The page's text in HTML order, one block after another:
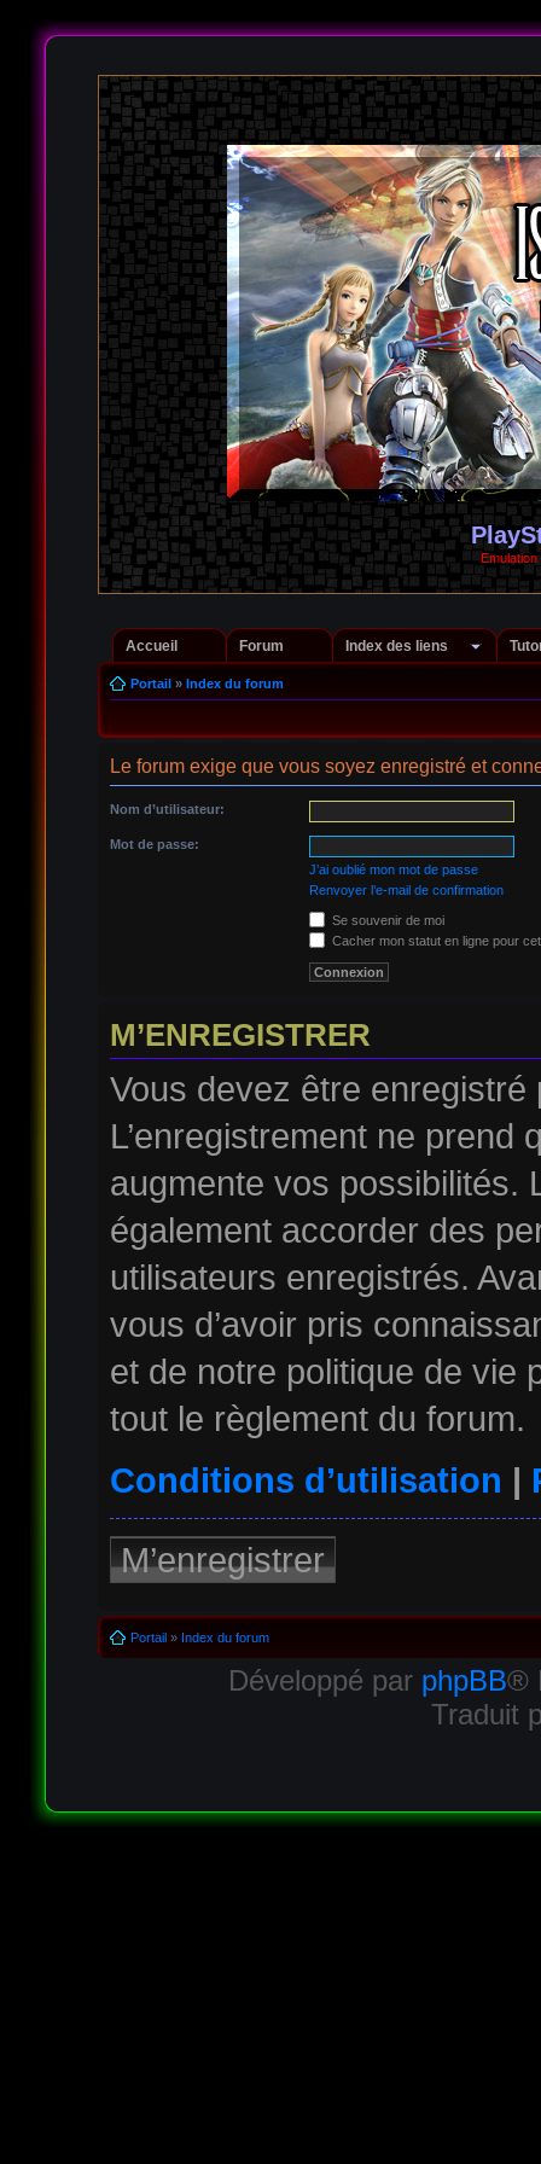
Accueil Forum Index des liens
Portail» Index du forum
Le forum exige que vous soyez enregistré et
Nom d’utilisateur:
Mot de passe:
J’ai oublié mon mot de passe
Renvoyer l’e-mail de confirmation
Se souvenir de moi
Cacher mon statut en ligne pour
M’ENREGISTRER
Vous devez être
L’enregistrement ne prend
augmente vos possibilités.
également accorder des
utilisateurs enregistrés.
vous d’avoir pris
et de notre politique de vie
tout le règlement du forum.
Conditions d’utilisation |
M’enregistrer
Portail» Index du forum
Développé par phpBB®
Traduit